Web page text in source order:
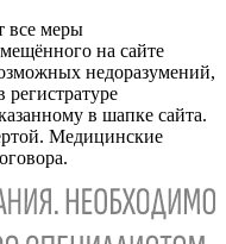
все меры
на сайте
недоразумений,
регистратуре
в шапке сайта.
Медицинские